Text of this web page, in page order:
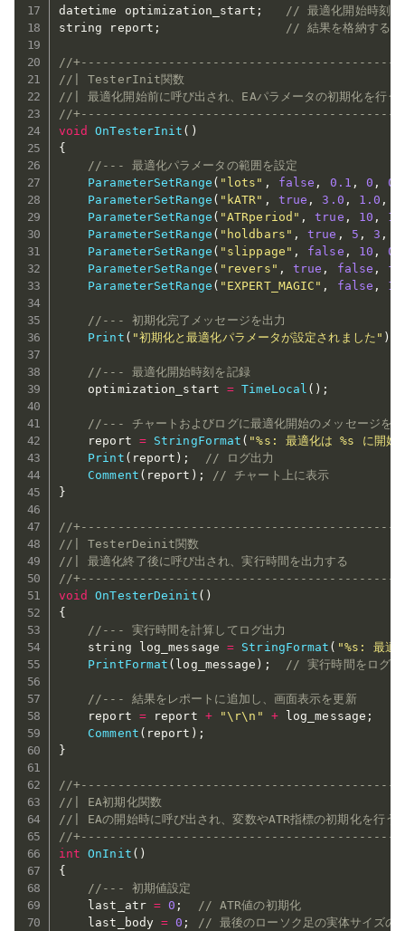
datetime optimization_start ;
// 最適化開始時刻を
string report ; // 結果を格納する文
//
//| TesterInit関数
//| 最適化開始前に呼び出され、EAパラメータの初期
//
void
OnTesterInit ( )
{
//--- 最適化パラメータの範囲を設定
ParameterSetRange ( "lots" , false , 0.1 , 0 , 0
ParameterSetRange ( "kATR" , true , 3.0 , 1.0 ,
ParameterSetRange ( "ATRperiod" , true , 10 , 15
ParameterSetRange ( "holdbars" , true , 5 , 3 ,
ParameterSetRange ( "slippage" , false , 10 , 0
ParameterSetRange ( "revers" , true , false ,
ParameterSetRange ( "EXPERT_MAGIC" , false ,
//--- 初期化完了メッセージを出力
Print ( "初期化と最適化パラメータが設定されました" )
//--- 最適化開始時刻を記録
    optimization_start
= TimeLocal ( ) ;
//--- チャートおよびログに最適化開始のメッセージを
    report
= StringFormat ( "%s: 最適化は %s に開始
Print ( report ) ;
// ログ出力
Comment ( report ) ;
// チャート上に表示
}
//
//| TesterDeinit関数
//| 最適化終了後に呼び出され、実行時間を出力
//
void
OnTesterDeinit ( )
{
//--- 実行時間を計算してログ出力
    string log_message
= StringFormat ( "%s: 最適
PrintFormat ( log_message ) ; // 実行時間をログに
//--- 結果をレポートに追加し、画面表示を更新
    report
= report + "\r\n" + log_message ;
Comment ( report ) ;
}
//
//| EA初期化関数
//| EAの開始時に呼び出され、変数やATR指標の初期
//
int
OnInit ( )
{
//--- 初期値設定
    last_atr
= 0 ;
// ATR値の初期化
    last_body
= 0 ; // 最後のローソク足の実体サイズの